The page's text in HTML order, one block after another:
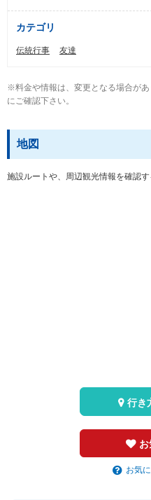
カテゴリ
伝統行事 友達
※料金や情報は、変更となる場合が
にご確認下さい。
地図
施設ルートや、周辺観光情報を確認す
お
お気
行き